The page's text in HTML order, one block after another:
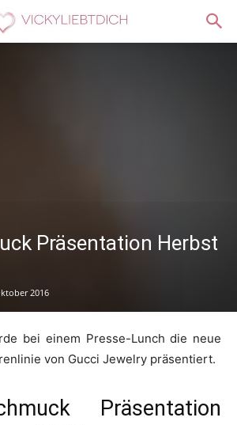
Präsentation Herbst
2016
bei einem Presse-Lunch die neue
von Gucci Jewelry präsentiert.
Präsentation